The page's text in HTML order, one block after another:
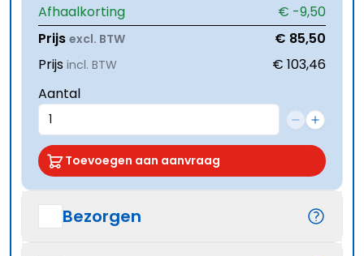
Afhaalkorting
€ -9,50
Prijs excl. BTW
€ 85,50
Prijs incl. BTW
€ 103,46
Aantal
Toevoegen aan aanvraag
Bezorgen